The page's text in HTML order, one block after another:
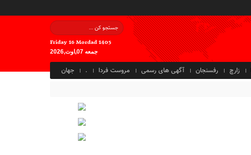
Friday 16 Mordad 1405
جمعه 07,اوت,2026
زارچ رفسنجان آگهی های رسمی مروست فردا . جهان